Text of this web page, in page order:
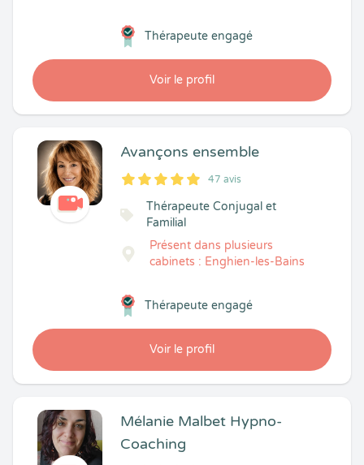
Voir le profil
Thérapeute engagé
Avançons ensemble
5
1
5
47 47 avis
Thérapeute Conjugal et
Familial
Présent dans plusieurs
cabinets : Enghien-les-Bains
Voir le profil
Thérapeute engagé
Mélanie Malbet Hypno-
Coaching